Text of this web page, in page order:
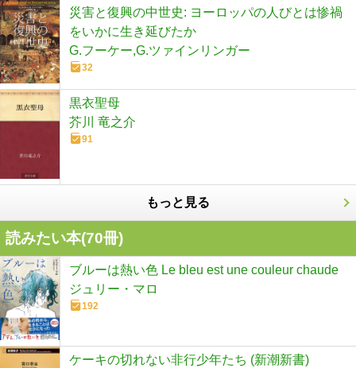
災害と復興の中世史: ヨーロッパの人びとは惨禍
をいかに生き延びたか
G.フーケー,G.ツァインリンガー
32
黒衣聖母
芥川 竜之介
91
もっと見る
読みたい本(70冊)
ブルーは熱い色 Le bleu est une couleur chaude
ジュリー・マロ
192
ケーキの切れない非行少年たち (新潮新書)